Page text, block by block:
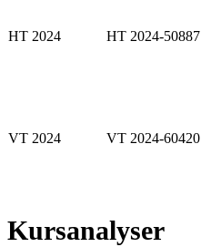
HT 2024 HT 2024-50887
VT 2024 VT 2024-60420
Kursanalyser